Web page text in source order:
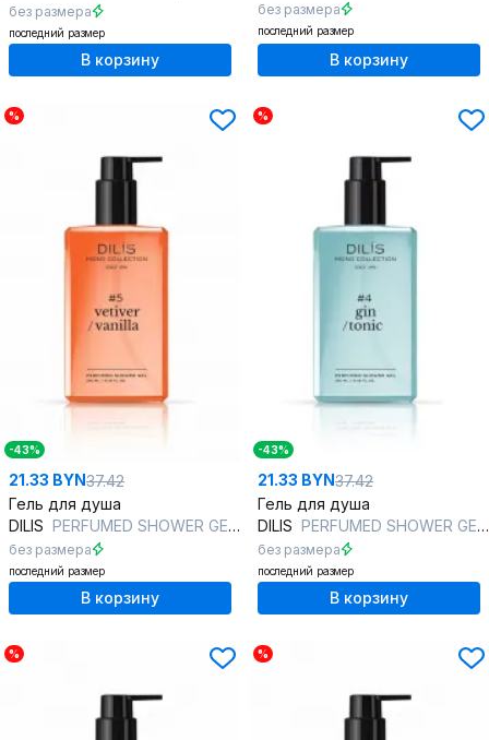
без размера
последний размер
В корзину
без размера
последний размер
В корзину
%
-43%
21.33 BYN37.42
Гель для душа
DILIS PERFUMED SHOWER GEL #5 VETIVER/VANILLA
без размера
последний размер
В корзину
%
-43%
21.33 BYN37.42
Гель для душа
DILIS PERFUMED SHOWER GEL #4 GIN/TONIC
без размера
последний размер
В корзину
% %